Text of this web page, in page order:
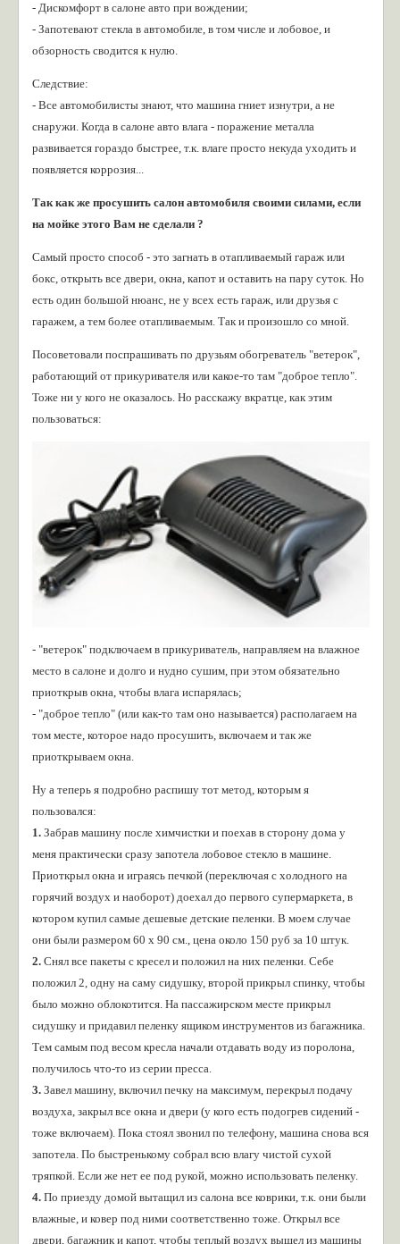
- Дискомфорт в салоне авто при вождении;
- Запотевают стекла в автомобиле, в том числе и лобовое, и
обзорность сводится к нулю.
Следствие:
- Все автомобилисты знают, что машина гниет изнутри, а не
снаружи. Когда в салоне авто влага - поражение металла
развивается гораздо быстрее, т.к. влаге просто некуда уходить и
появляется коррозия...
Так как же просушить салон автомобиля своими силами, если
на мойке этого Вам не сделали ?
Самый просто способ - это загнать в отапливаемый гараж или
бокс, открыть все двери, окна, капот и оставить на пару суток. Но
есть один большой нюанс, не у всех есть гараж, или друзья с
гаражем, а тем более отапливаемым. Так и произошло со мной.
Посоветовали поспрашивать по друзьям обогреватель "ветерок",
работающий от прикуривателя или какое-то там "доброе тепло".
Тоже ни у кого не оказалось. Но расскажу вкратце, как этим
пользоваться:
- "ветерок" подключаем в прикуриватель, направляем на влажное
место в салоне и долго и нудно сушим, при этом обязательно
приоткрыв окна, чтобы влага испарялась;
- "доброе тепло" (или как-то там оно называется) располагаем на
том месте, которое надо просушить, включаем и так же
приоткрываем окна.
Ну а теперь я подробно распишу тот метод, которым я
пользовался:
1. Забрав машину после химчистки и поехав в сторону дома у
меня практически сразу запотела лобовое стекло в машине.
Приоткрыл окна и играясь печкой (переключая с холодного на
горячий воздух и наоборот) доехал до первого супермаркета, в
котором купил самые дешевые детские пеленки. В моем случае
они были размером 60 х 90 см., цена около 150 руб за 10 штук.
2. Снял все пакеты с кресел и положил на них пеленки. Себе
положил 2, одну на саму сидушку, второй прикрыл спинку, чтобы
было можно облокотится. На пассажирском месте прикрыл
сидушку и придавил пеленку ящиком инструментов из багажника.
Тем самым под весом кресла начали отдавать воду из поролона,
получилось что-то из серии пресса.
3. Завел машину, включил печку на максимум, перекрыл подачу
воздуха, закрыл все окна и двери (у кого есть подогрев сидений -
тоже включаем). Пока стоял звонил по телефону, машина снова вся
запотела. По быстренькому собрал всю влагу чистой сухой
тряпкой. Если же нет ее под рукой, можно использовать пеленку.
4. По приезду домой вытащил из салона все коврики, т.к. они были
влажные, и ковер под ними соответственно тоже. Открыл все
двери, багажник и капот, чтобы теплый воздух вышел из машины